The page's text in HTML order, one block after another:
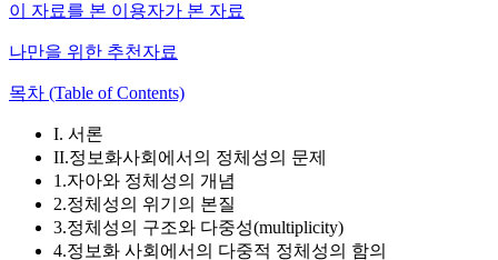
이 자료를 본 이용자가 본 자료
나만을 위한 추천자료
목차 (Table of Contents)
I. 서론
II.정보화사회에서의 정체성의 문제
1.자아와 정체성의 개념
2.정체성의 위기의 본질
3.정체성의 구조와 다중성(multiplicity)
4.정보화 사회에서의 다중적 정체성의 함의